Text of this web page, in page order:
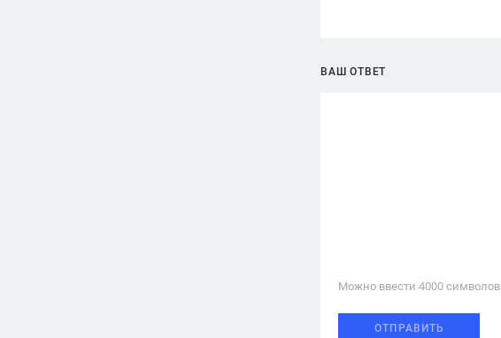
ВАШ ОТВЕТ
Можно ввести 4000 cимволов
ОТПРАВИТЬ